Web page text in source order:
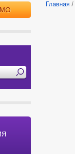
Главная /